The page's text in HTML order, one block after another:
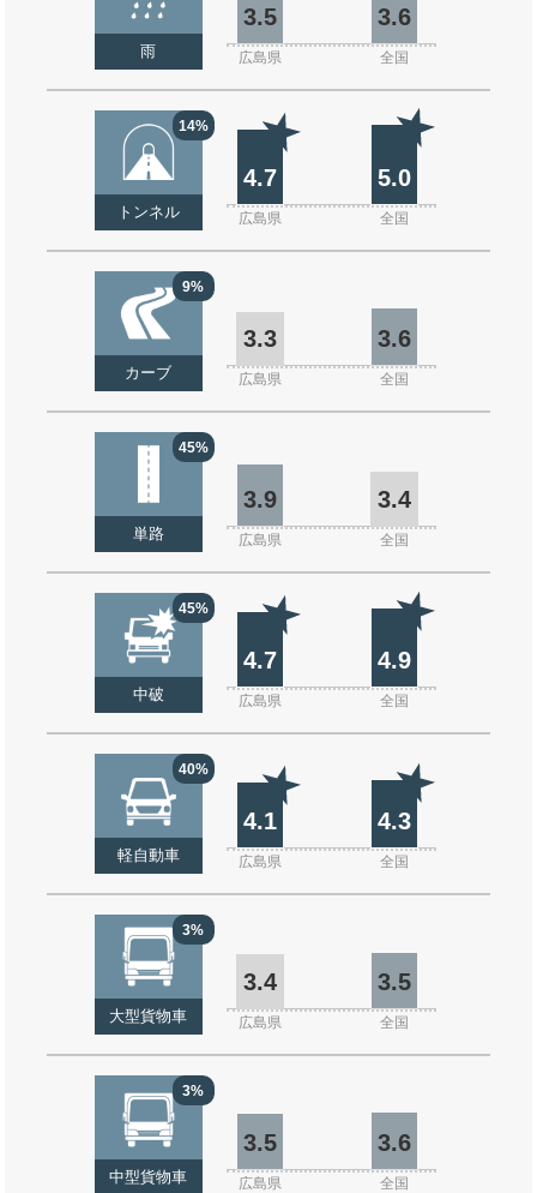
雨
3.5 3.6
広島県 全国
14%
トンネル
4.7 5.0
広島県 全国
9%
カーブ
3.3 3.6
広島県 全国
45%
単路
3.9 3.4
広島県 全国
45%
中破
4.7 4.9
広島県 全国
40%
軽自動車
4.1 4.3
広島県 全国
3%
大型貨物車
3.4 3.5
広島県 全国
3%
中型貨物車
3.5 3.6
広島県 全国